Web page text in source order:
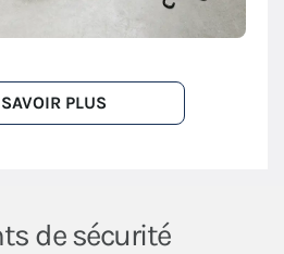
PLUS
de sécurité